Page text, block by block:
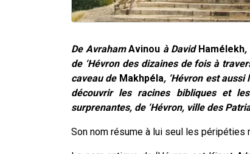
De AvrahamAvinou à David Hamélekh,
de ‘Hévron des dizaines de fois à
caveau de Makhpéla, ‘Hévron est
découvrir les racines bibliques et
surprenantes, de ‘Hévron, ville des
Son nom résume à lui seul les péripéties